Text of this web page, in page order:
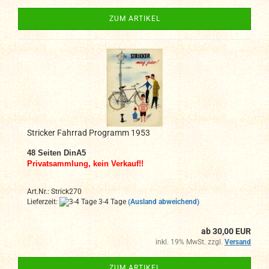
ZUM ARTIKEL
Stricker Fahrrad Programm 1953
48 Seiten DinA5
Privatsammlung, kein Verkauf!!
Art.Nr.: Strick270
Lieferzeit:
3-4 Tage (Ausland abweichend)
ab 30,00 EUR
inkl. 19% MwSt. zzgl. Versand